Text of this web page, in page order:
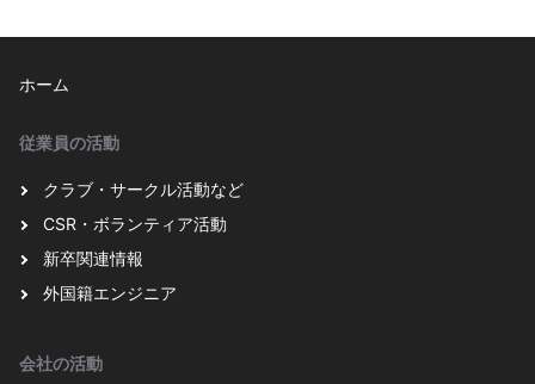
ホーム
従業員の活動
クラブ・サークル活動など
CSR・ボランティア活動
新卒関連情報
外国籍エンジニア
会社の活動